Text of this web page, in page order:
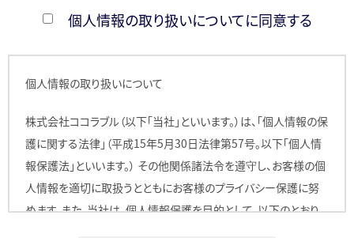
個人情報の取り扱いについてに同意する
個人情報の取り扱いについて
株式会社ココラブル（以下「当社」といいます。）は、「個人情報の保
護に関する法律」（平成15年5月30日法律第57号。以下「個人情
報保護法」といいます。） その他関係諸法令を遵守し、お客様の個
人情報を適切に取扱うとともにお客様のプライバシー保護に努
めます。また、当社は、個人情報保護を目的として、以下のとおり、